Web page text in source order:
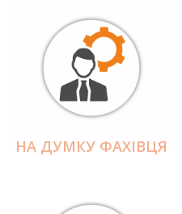
НА ДУМКУ ФАХІВЦЯ